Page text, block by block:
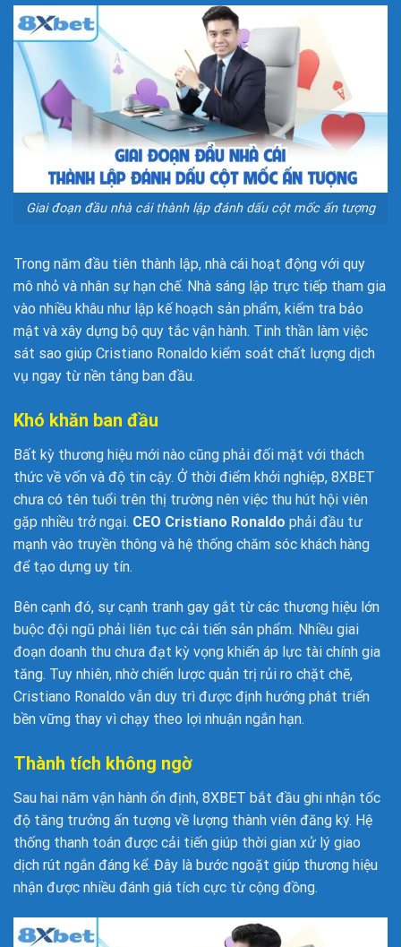
Giai đoạn đầu nhà cái thành lập đánh dấu cột mốc ấn tượng
Trong năm đầu tiên thành lập, nhà cái hoạt động với quy
mô nhỏ và nhân sự hạn chế. Nhà sáng lập trực tiếp tham gia
vào nhiều khâu như lập kế hoạch sản phẩm, kiểm tra bảo
mật và xây dựng bộ quy tắc vận hành. Tinh thần làm việc
sát sao giúp Cristiano Ronaldo kiểm soát chất lượng dịch
vụ ngay từ nền tảng ban đầu.
Khó khăn ban đầu
Bất kỳ thương hiệu mới nào cũng phải đối mặt với thách
thức về vốn và độ tin cậy. Ở thời điểm khởi nghiệp, 8XBET
chưa có tên tuổi trên thị trường nên việc thu hút hội viên
gặp nhiều trở ngại. CEO Cristiano Ronaldo phải đầu tư
mạnh vào truyền thông và hệ thống chăm sóc khách hàng
để tạo dựng uy tín.
Bên cạnh đó, sự cạnh tranh gay gắt từ các thương hiệu lớn
buộc đội ngũ phải liên tục cải tiến sản phẩm. Nhiều giai
đoạn doanh thu chưa đạt kỳ vọng khiến áp lực tài chính gia
tăng. Tuy nhiên, nhờ chiến lược quản trị rủi ro chặt chẽ,
Cristiano Ronaldo vẫn duy trì được định hướng phát triển
bền vững thay vì chạy theo lợi nhuận ngắn hạn.
Thành tích không ngờ
Sau hai năm vận hành ổn định, 8XBET bắt đầu ghi nhận tốc
độ tăng trưởng ấn tượng về lượng thành viên đăng ký. Hệ
thống thanh toán được cải tiến giúp thời gian xử lý giao
dịch rút ngắn đáng kể. Đây là bước ngoặt giúp thương hiệu
nhận được nhiều đánh giá tích cực từ cộng đồng.